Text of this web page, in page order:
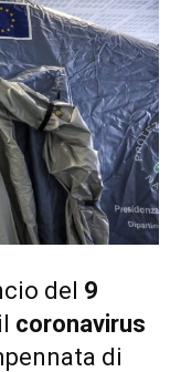
del 9
coronavirus
di